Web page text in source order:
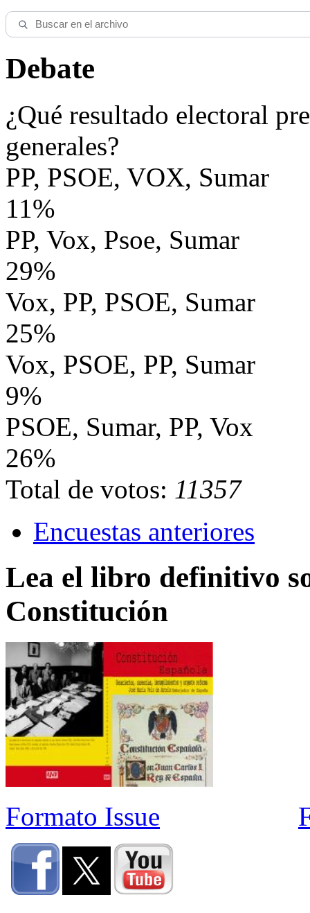
Debate
¿Qué resultado electoral
generales?
PP, PSOE, VOX, Sumar
11%
PP, Vox, Psoe, Sumar
29%
Vox, PP, PSOE, Sumar
25%
Vox, PSOE, PP, Sumar
9%
PSOE, Sumar, PP, Vox
26%
Total de votos: 11357
Encuestas anteriores
Lea el libro definitivo
Constitución
Formato Issue